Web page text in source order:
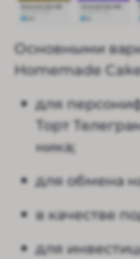
Основными
Homemade
для
Торт
ника;
для обмена
в качестве
для